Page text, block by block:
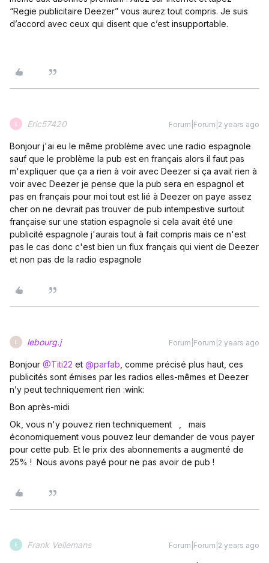
“Regie publicitaire Deezer” vous aurez tout compris. Je suis
d’accord avec ceux qui disent que c’est insupportable.
E Eric57420 Forum|Forum|2 years ago
Bonjour j'ai eu le même problème avec une radio espagnole
sauf que le problème la pub est en français alors il faut pas
m'expliquer que ça a rien à voir avec Deezer si ça avait rien à
voir avec Deezer je pense que la pub sera en espagnol et
pas en français pour moi tout est lié à Deezer on paye assez
cher on ne devrait pas trouver de pub intempestive surtout
française sur une station espagnole si cela avait été une
publicité espagnole j'aurais tout à fait compris mais ce n'est
pas le cas donc c'est bien un flux français qui vient de Deezer
et non pas de la radio espagnole
lebourg.j Forum|Forum|2 years ago
Bonjour @Titi22 et @parfab , comme précisé plus haut, ces
publicités sont émises par les radios elles-mêmes et Deezer
n’y peut techniquement rien :wink:
Bon après-midi
Ok, vous n'y pouvez rien techniquement , mais
économiquement vous pouvez leur demander de vous payer
pour cette pub. Et le prix des abonnements a augmenté de
25% ! Nous avons payé pour ne pas avoir de pub !
F Frank Vellemans Forum|Forum|2 years ago